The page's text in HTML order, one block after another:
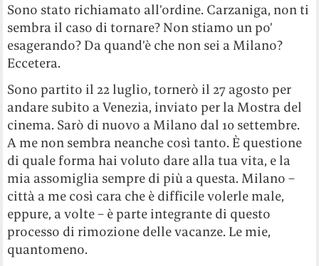
Sono stato richiamato all’ordine. Carzaniga, non ti
sembra il caso di tornare? Non stiamo un po’
esagerando? Da quand’è che non sei a Milano?
Eccetera.
Sono partito il 22 luglio, tornerò il 27 agosto per
andare subito a Venezia, inviato per la Mostra del
cinema. Sarò di nuovo a Milano dal 10 settembre.
A me non sembra neanche così tanto. È questione
di quale forma hai voluto dare alla tua vita, e la
mia assomiglia sempre di più a questa. Milano –
città a me così cara che è difficile volerle male,
eppure, a volte – è parte integrante di questo
processo di rimozione delle vacanze. Le mie,
quantomeno.